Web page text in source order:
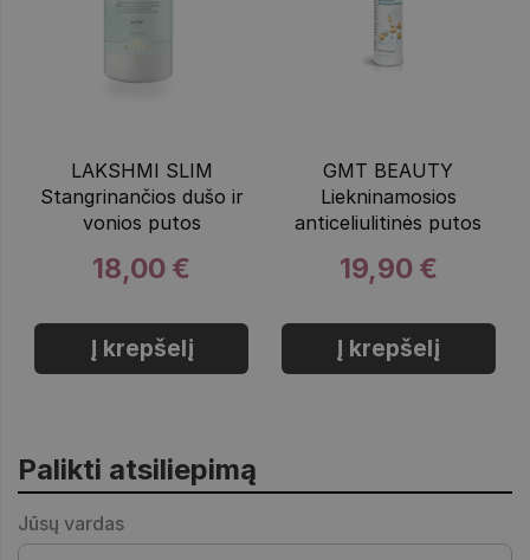
LAKSHMI SLIM
Stangrinančios dušo ir
vonios putos
18,00 €
Į krepšelį
GMT BEAUTY
Liekninamosios
anticeliulitinės putos
19,90 €
Į krepšelį
Palikti atsiliepimą
Jūsų vardas